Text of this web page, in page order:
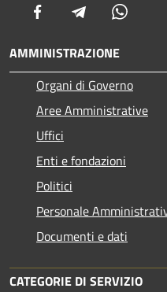
Facebook Telegram
AMMINISTRAZIONE
Organi di Governo
Aree Amministrative
Uffici
Enti e fondazioni
Politici
Personale
Documenti e dati
CATEGORIE DI SERVIZIO